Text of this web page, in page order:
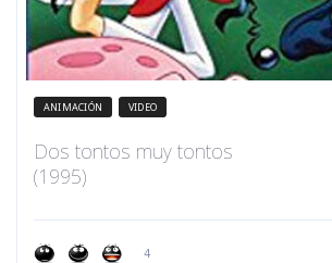
ANIMACIÓN VIDEO
Dos tontos muy tontos
(1995)
4